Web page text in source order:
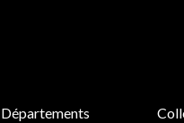
Départements